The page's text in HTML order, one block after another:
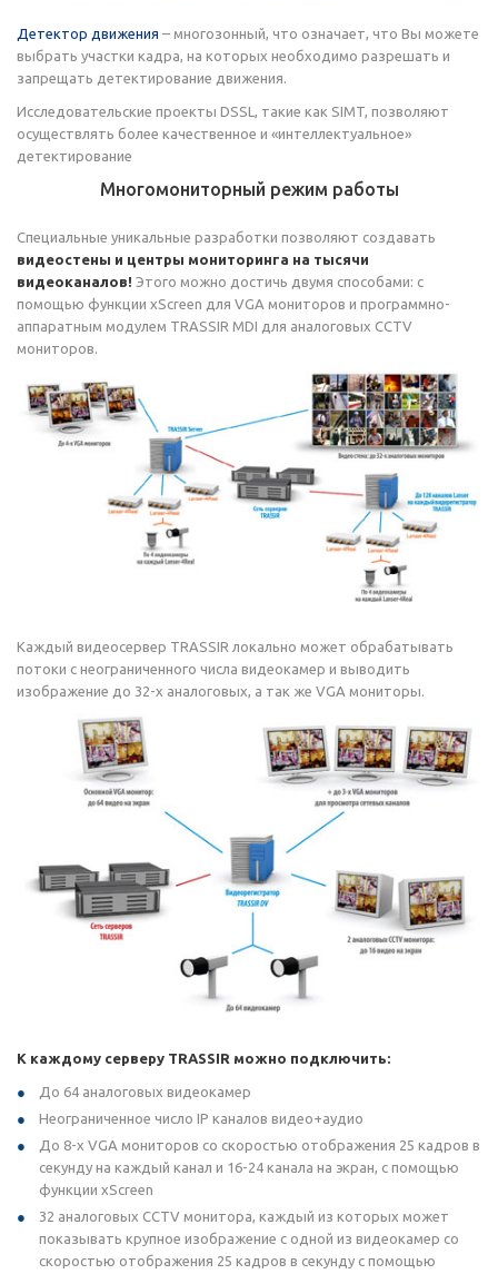
Детектор движения – многозонный, что означает, что Вы можете
выбрать участки кадра, на которых необходимо разрешать и
запрещать детектирование движения.
Исследовательские проекты DSSL, такие как SIMT, позволяют
осуществлять более качественное и «интеллектуальное»
детектирование
Многомониторный режим работы
Специальные уникальные разработки позволяют создавать
видеостены и центры мониторинга на тысячи
видеоканалов! Этого можно достичь двумя способами: с
помощью функции xScreen для VGA мониторов и программно-
аппаратным модулем TRASSIR MDI для аналоговых CCTV
мониторов.
Каждый видеосервер TRASSIR локально может обрабатывать
потоки с неограниченного числа видеокамер и выводить
изображение до 32-х аналоговых, а так же VGA мониторы.
К каждому серверу TRASSIR можно подключить:
До 64 аналоговых видеокамер
Неограниченное число IP каналов видео+аудио
До 8-х VGA мониторов со скоростью отображения 25 кадров в
секунду на каждый канал и 16-24 канала на экран, с помощью
функции xScreen
32 аналоговых CCTV монитора, каждый из которых может
показывать крупное изображение с одной из видеокамер со
скоростью отображения 25 кадров в секунду с помощью